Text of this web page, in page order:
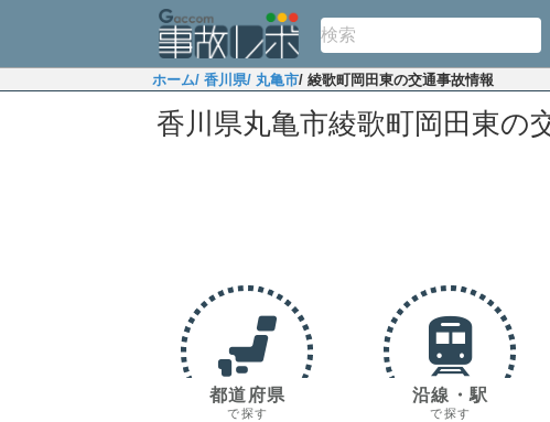
ホーム/ 香川県/ 丸亀市/ 綾歌町岡田東の交通事故情報
香川県丸亀市綾歌町岡田東の
都道府県
で探す
沿線・駅
で探す